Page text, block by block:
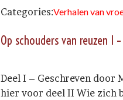
Categories:Verhalen van
Op schouders van reuzen I
Deel I – Geschreven door
hier voor deel II Wie zich